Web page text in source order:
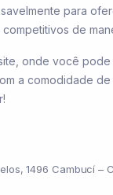
página
do
para
de
onde você
a comodidade
1496 Cambucí –